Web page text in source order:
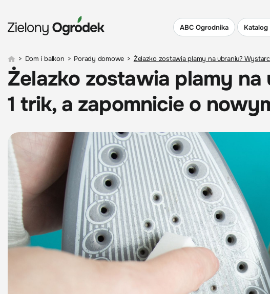
ABC Ogrodnika Katalog
> Dom i balkon > Porady domowe > Żelazko zostawia plamy na ubraniu?
Żelazko zostawia plamy
1 trik, a zapomnicie o